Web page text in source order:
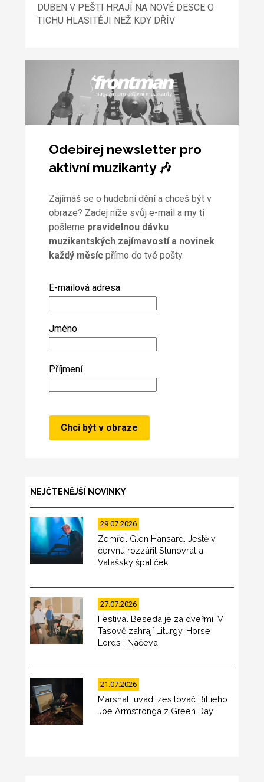
DUBEN V PEŠTI HRAJÍ NA NOVÉ DESCE O
TICHU HLASITĚJI NEŽ KDY DŘÍV
Odebírej newsletter pro
aktivní muzikanty 🎶
Zajímáš se o hudební dění a chceš být v
obraze? Zadej níže svůj e-mail a my ti
pošleme pravidelnou dávku
muzikantských zajímavostí a novinek
každý měsícpřímo do tvé pošty.
E-mailová adresa
Jméno
Příjmení
NEJČTENĚJŠÍ NOVINKY
29.07.2026
Zemřel Glen Hansard. Ještě v
červnu rozzářil Slunovrat a
Valašský špalíček
27.07.2026
Festival Beseda je za dveřmi. V
Tasově zahrají Liturgy, Horse
Lords i Načeva
21.07.2026
Marshall uvádí zesilovač Billieho
Joe Armstronga z Green Day